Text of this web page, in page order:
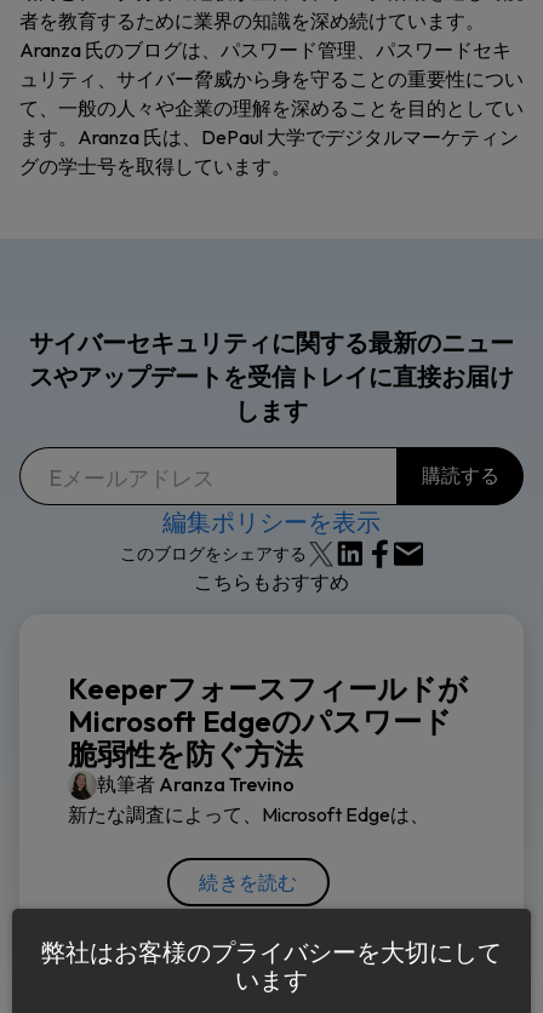
者を教育するために業界の知識を深め続けています。
Aranza 氏のブログは、パスワード管理、パスワードセキ
ュリティ、サイバー脅威から身を守ることの重要性につい
て、一般の人々や企業の理解を深めることを目的としてい
ます。Aranza 氏は、DePaul 大学でデジタルマーケティン
グの学士号を取得しています。
サイバーセキュリティに関する最新のニュー
スやアップデートを受信トレイに直接お届け
します
編集ポリシーを表示
このブログをシェアする
こちらもおすすめ
Keeperフォースフィールドが
Microsoft Edgeのパスワード
脆弱性を防ぐ方法
執筆者 Aranza Trevino
新たな調査によって、Microsoft Edgeは、
続きを読む
弊社はお客様のプライバシーを大切にして
います